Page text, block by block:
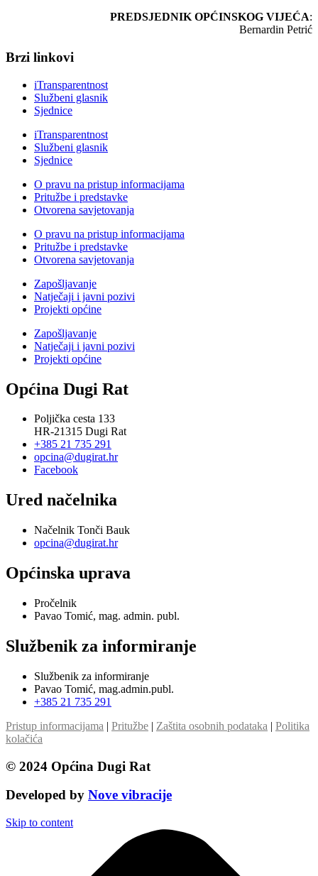
PREDSJEDNIK OPĆINSKOG VIJEĆA:
Bernardin Petrić
Brzi linkovi
iTransparentnost
Službeni glasnik
Sjednice
iTransparentnost
Službeni glasnik
Sjednice
O pravu na pristup informacijama
Pritužbe i predstavke
Otvorena savjetovanja
O pravu na pristup informacijama
Pritužbe i predstavke
Otvorena savjetovanja
Zapošljavanje
Natječaji i javni pozivi
Projekti općine
Zapošljavanje
Natječaji i javni pozivi
Projekti općine
Općina Dugi Rat
Poljička cesta 133
HR-21315 Dugi Rat
+385 21 735 291
opcina@dugirat.hr
Facebook
Ured načelnika
Načelnik Tonči Bauk
opcina@dugirat.hr
Općinska uprava
Pročelnik
Pavao Tomić, mag. admin. publ.
Službenik za informiranje
Službenik za informiranje
Pavao Tomić, mag.admin.publ.
+385 21 735 291
Pristup informacijama | Pritužbe | Zaštita osobnih podataka | Politika
kolačića
© 2024 Općina Dugi Rat
Developed by Nove vibracije
Skip to content